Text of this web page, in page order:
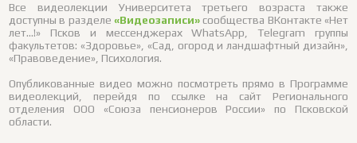
Все видеолекции Университета третьего возраста также
доступны в разделе «Видеозаписи»сообщества ВКонтакте «Нет
лет…!» Псков и мессенджерах WhatsApp, Telegram группы
факультетов: «Здоровье», «Сад, огород и ландшафтный дизайн»,
«Правоведение», Психология.
Опубликованные видео можно посмотреть прямо в Программе
видеолекций, перейдя по ссылке на сайт Регионального
отделения ООО «Союза пенсионеров России» по Псковской
области.